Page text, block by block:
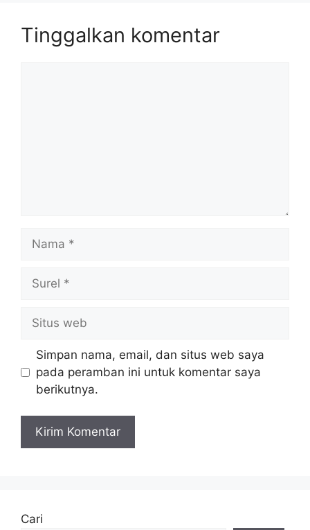
Tinggalkan komentar
web
Simpan nama, email, dan situs web saya
pada peramban ini untuk komentar saya
berikutnya.
Cari